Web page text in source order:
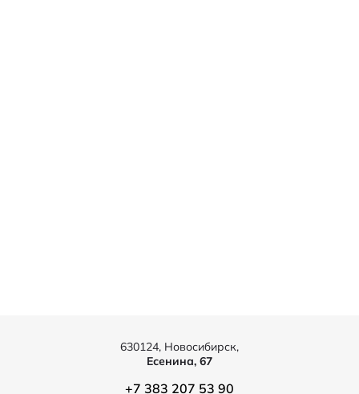
630124, Новосибирск,
Есенина, 67
+7 383 207 53 90